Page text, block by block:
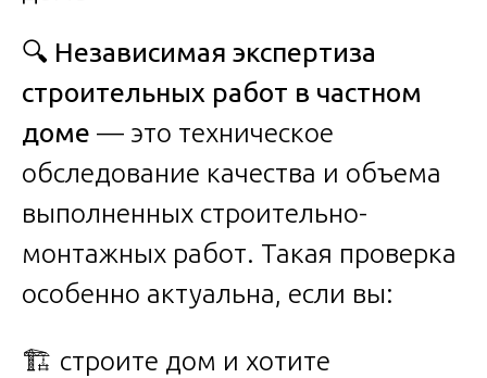
🔍 Независимая экспертиза
строительных работ в частном
доме — это техническое
обследование качества и объема
выполненных строительно-
монтажных работ. Такая проверка
особенно актуальна, если вы:
🏗️ строите дом и хотите